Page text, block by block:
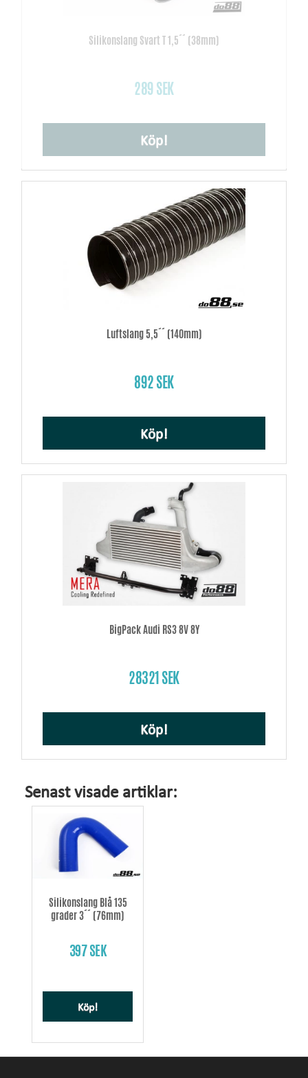
Silikonslang Svart T 1,5´´ (38mm)
289 SEK
Köp!
Luftslang 5,5´´ (140mm)
892 SEK
Köp!
BigPack Audi RS3 8V 8Y
28321 SEK
Köp!
Senast visade artiklar:
Silikonslang Blå 135
grader 3´´ (76mm)
397 SEK
Köp!